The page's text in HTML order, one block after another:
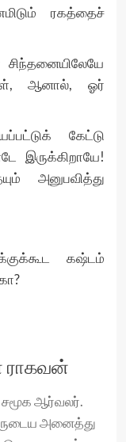
ரகத்தைச்
ஆனால், ஓர்
கேட்டு
இருக்கிறாயே!
அனுபவித்து
கஷ்டம்
ராகவன்
ஆர்வலர்.
அனைத்து